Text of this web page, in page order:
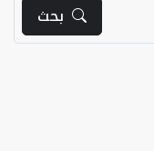
بحث